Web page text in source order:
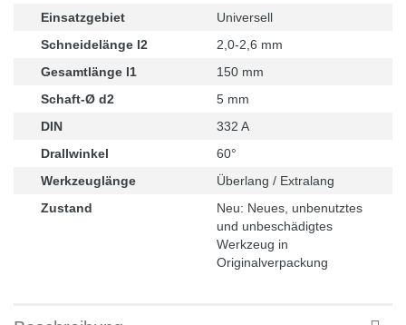
Einsatzgebiet
Universell
Schneidelänge l2
2,0-2,6 mm
Gesamtlänge l1
150 mm
Schaft-Ø d2
5 mm
DIN
332 A
Drallwinkel
60°
Werkzeuglänge
Überlang / Extralang
Zustand
Neu: Neues, unbenutztes
und unbeschädigtes
Werkzeug in
Originalverpackung